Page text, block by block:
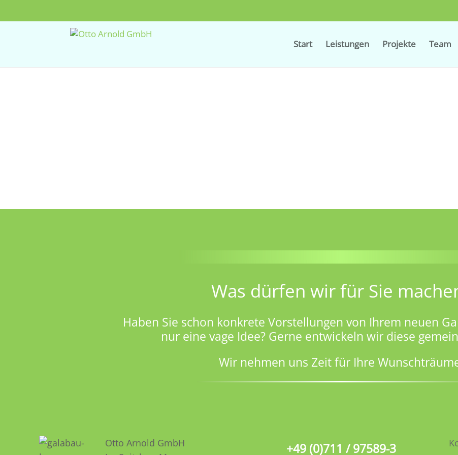
Start Leistungen Projekte Team
Was dürfen wir für Sie
Haben Sie schon konkrete Vorstellungen von Ihrem neuen
nur eine vage Idee? Gerne entwickeln wir diese
Wir nehmen uns Zeit für Ihre
Otto Arnold GmbH
+49 (0)711 / 97589-3